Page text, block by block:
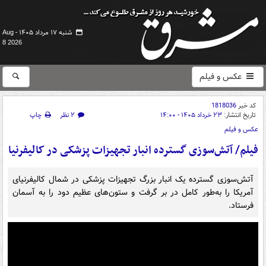
شنبه ۱۷ مرداد ۱۴۰۵ -
Aug
8 2026
عکس و فیلم
کد خبر1818036
تاریخ انتشار: ۲۳ خرداد ۱۴۰۵ - ۱۴:۰۰ ۲ نظر
چاپ
عکس و فیلم
فیلم/ آتش‌سوزی گسترده انبار تجهیزات پزشکی در کالیفرنیا
آتش‌سوزی گسترده یک انبار بزرگ تجهیزات پزشکی در شمال کالیفرنیای
آمریکا را به‌طور کامل در بر گرفت و ستون‌های عظیم دود را به آسمان
فرستاد.